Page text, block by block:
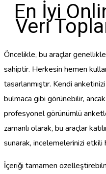
En İyi
Veri
Öncelikle, bu araçlar
sahiptir. Herkesin hemen
tasarlanmıştır. Kendi
bulmaca gibi görünebilir,
profesyonel görünümlü
zamanlı olarak, bu araçlar
sunarak, incelemelerinizi etkili
İçeriği tamamen